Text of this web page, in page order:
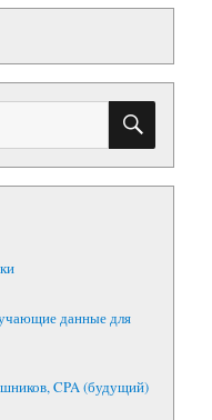
данные для
CPA (будущий)